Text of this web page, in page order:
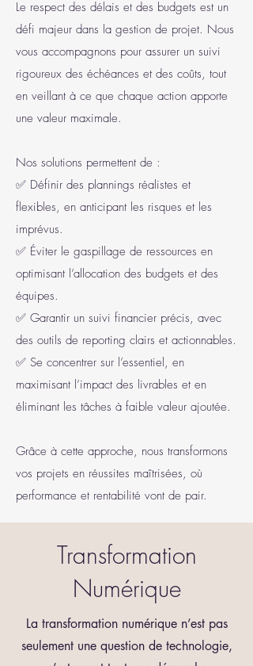
Le respect des délais et des budgets est un
défi majeur dans la gestion de projet. Nous
vous accompagnons pour assurer un suivi
rigoureux des échéances et des coûts, tout
en veillant à ce que chaque action apporte
une valeur maximale.
Nos solutions permettent de :
✅ Définir des plannings réalistes et
flexibles, en anticipant les risques et les
imprévus.
✅ Éviter le gaspillage de ressources en
optimisant l’allocation des budgets et des
équipes.
✅ Garantir un suivi financier précis, avec
des outils de reporting clairs et actionnables.
✅ Se concentrer sur l’essentiel, en
maximisant l’impact des livrables et en
éliminant les tâches à faible valeur ajoutée.
Grâce à cette approche, nous transformons
vos projets en réussites maîtrisées, où
performance et rentabilité vont de pair.
Transformation
Numérique
La transformation numérique n’est pas
seulement une question de technologie,